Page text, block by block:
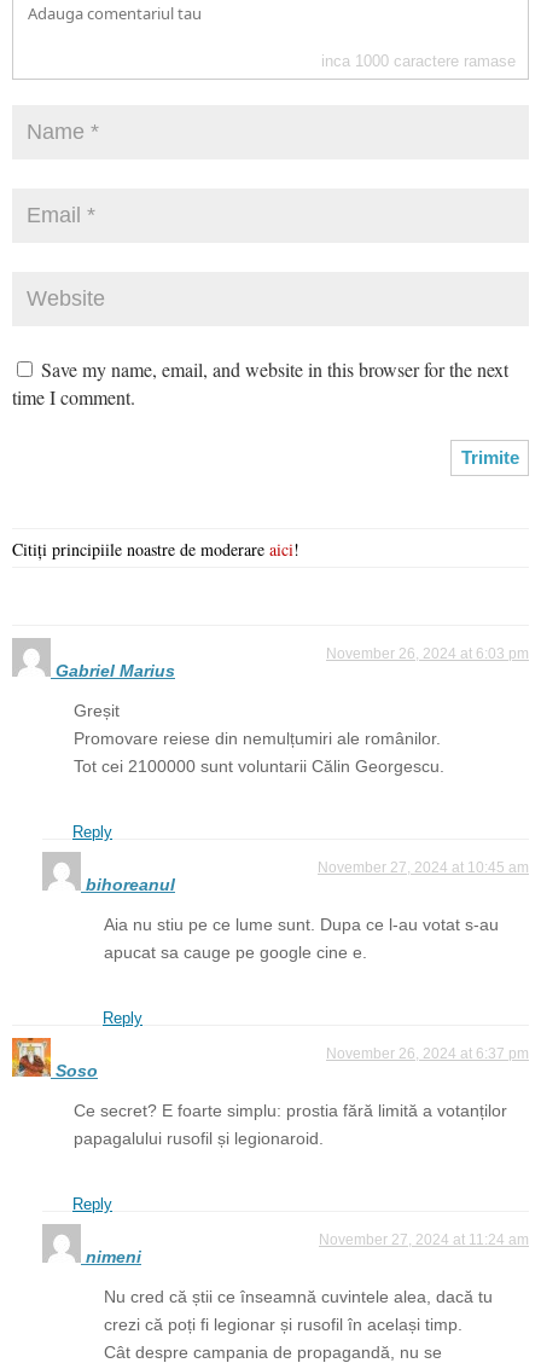
inca 1000 caractere ramase
Save my name, email, and website in this browser for the next
time I comment.
Citiți principiile noastre de moderare aici!
Gabriel Marius
November 26, 2024 at 6:03 pm
Greșit
Promovare reiese din nemulțumiri ale românilor.
Tot cei 2100000 sunt voluntarii Călin Georgescu.
Reply
bihoreanul
November 27, 2024 at 10:45 am
Aia nu stiu pe ce lume sunt. Dupa ce l-au votat s-au
apucat sa cauge pe google cine e.
Reply
Soso
November 26, 2024 at 6:37 pm
Ce secret? E foarte simplu: prostia fără limită a votanților
papagalului rusofil și legionaroid.
Reply
nimeni
November 27, 2024 at 11:24 am
Nu cred că știi ce înseamnă cuvintele alea, dacă tu
crezi că poți fi legionar și rusofil în același timp.
Cât despre campania de propagandă, nu se